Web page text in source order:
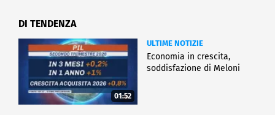
DI TENDENZA
01:52
ULTIME NOTIZIE
Economia in crescita,
soddisfazione di Meloni